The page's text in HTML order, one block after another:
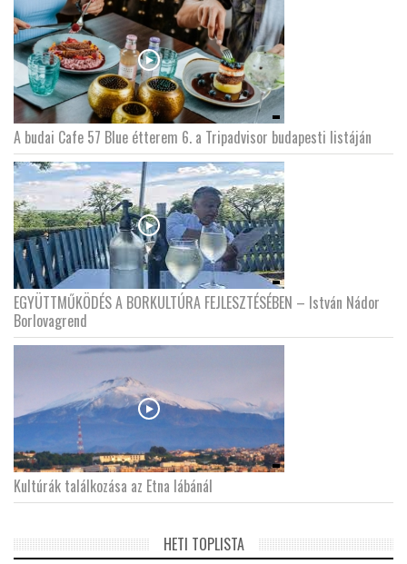
GLOBOBOOK
A budai Cafe 57 Blue étterem 6. a Tripadvisor budapesti listáján
EGYÜTTMŰKÖDÉS A BORKULTÚRA FEJLESZTÉSÉBEN – István Nádor
Borlovagrend
Kultúrák találkozása az Etna lábánál
HETI TOPLISTA